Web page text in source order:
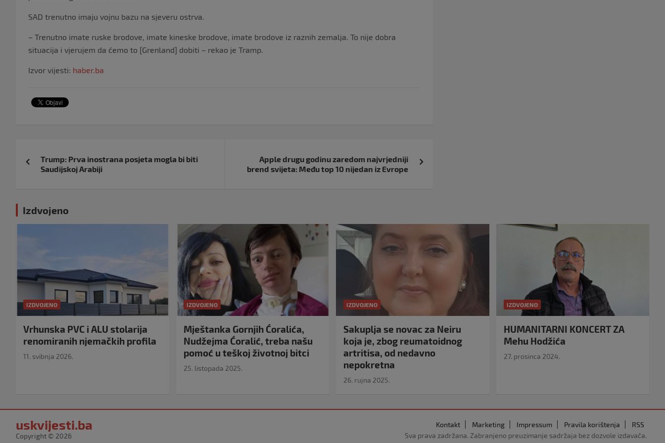
SAD trenutno imaju vojnu bazu na sjeveru ostrva.
– Trenutno imate ruske brodove, imate kineske brodove, imate brodove iz raznih zemalja. To nije dobra
situacija i vjerujem da ćemo to [Grenland] dobiti – rekao je Tramp.
Izvor vijesti: haber.ba
objava
Trump: Prva inostrana posjeta mogla bi biti
Saudijskoj Arabiji
Apple drugu godinu zaredom najvrjedniji
brend svijeta: Među top 10 nijedan iz Evrope
Izdvojeno
IZDVOJENO
Vrhunska PVC i ALU stolarija
renomiranih njemačkih profila
11. svibnja 2026.
IZDVOJENO
Mještanka Gornjih Ćoralića,
Nudžejma Ćoralić, treba našu
pomoć u teškoj životnoj bitci
25. listopada 2025.
IZDVOJENO
Sakuplja se novac za Neiru
koja je, zbog reumatoidnog
artritisa, od nedavno
nepokretna
26. rujna 2025.
IZDVOJENO
HUMANITARNI KONCERT ZA
Mehu Hodžića
27. prosinca 2024.
uskvijesti.ba
Copyright © 2026
Kontakt Marketing Impressum Pravila korištenja
RSS
Sva prava zadržana. Zabranjeno preuzimanje sadržaja bez dozvole izdavača.